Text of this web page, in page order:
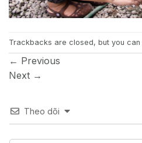
Trackbacks are closed, but you can
← Previous
Next →
Theo dõi